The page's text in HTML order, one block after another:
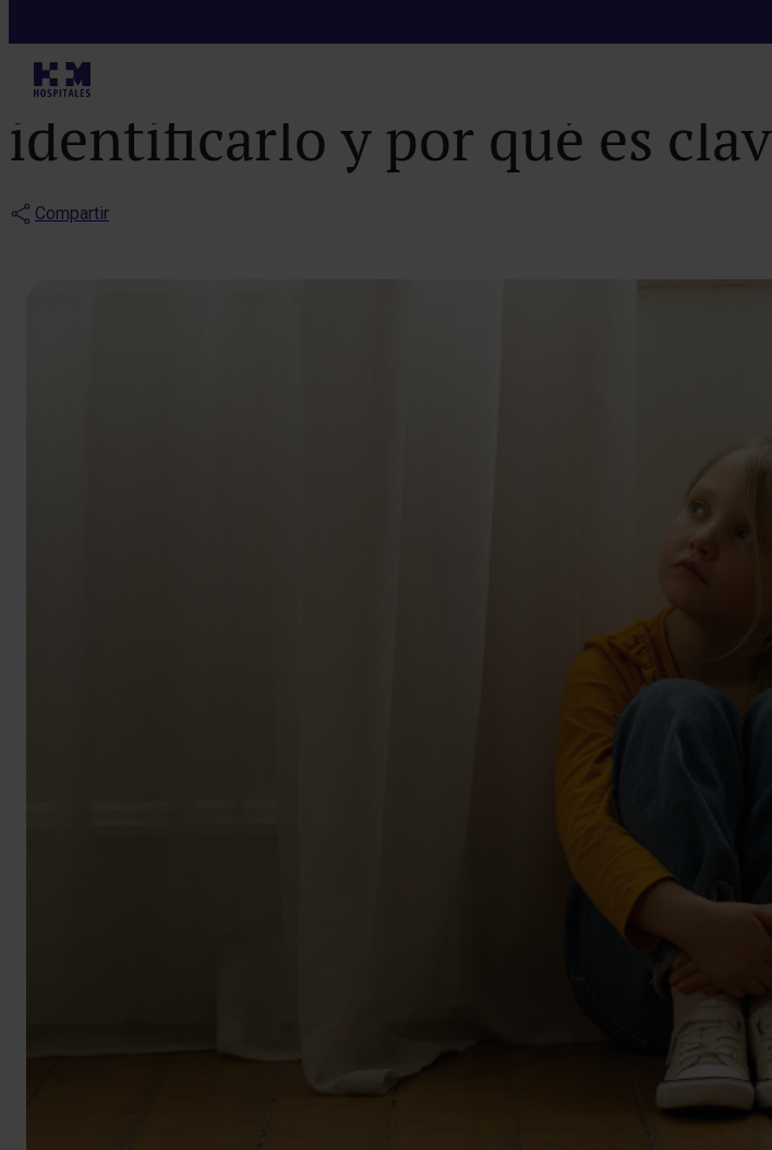
Trastorno del espectro
identificarlo y por qué es
Compartir